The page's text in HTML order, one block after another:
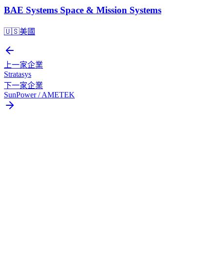
BAE Systems Space & Mission Systems
🇺🇸美國
上一家企業
Stratasys
下一家企業
SunPower / AMETEK